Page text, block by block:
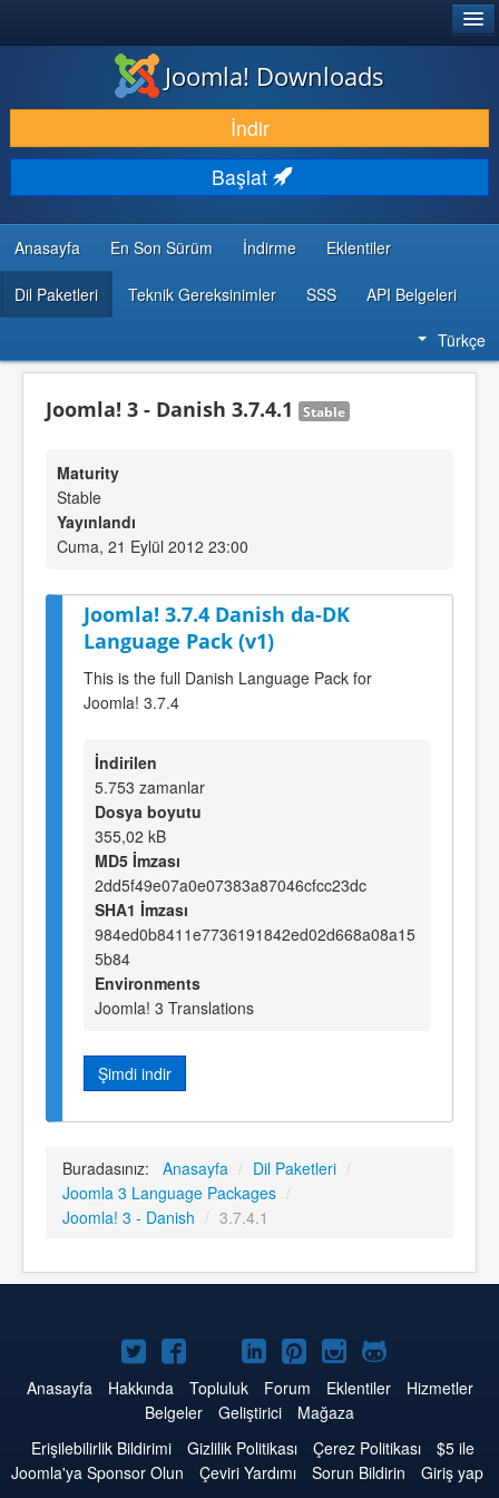
İNDIR & GENIŞLET
KEŞFET & ÖĞREN
TOPLULUK & DESTEK
GELIŞTIRICI KAYNAKLARI
Joomla! Downloads
İndir
Başlat
Anasayfa En Son Sürüm İndirme Eklentiler
Dil Paketleri Teknik Gereksinimler SSS API Belgeleri
Türkçe
Joomla! 3 - Danish 3.7.4.1 Stable
Maturity
Stable
Yayınlandı
Cuma, 21 Eylül 2012 23:00
Joomla! 3.7.4 Danish da-DK
Language Pack (v1)
This is the full Danish Language Pack for
Joomla! 3.7.4
İndirilen
5.753 zamanlar
Dosya boyutu
355,02 kB
MD5 İmzası
2dd5f49e07a0e07383a87046cfcc23dc
SHA1 İmzası
984ed0b8411e7736191842ed02d668a08a15
5b84
Environments
Joomla! 3 Translations
Şimdi indir
Buradasınız: Anasayfa / Dil Paketleri /
Joomla 3 Language Packages /
Joomla! 3 - Danish / 3.7.4.1
Twitter'da
Joomla
Facebook'da
Joomla
YouTube'da
Joomla
LinkedIn'de
Joomla
Pinterest'de
Joomla
Instagram'da
Joomla
GitHub'da
Joomla
Anasayfa Hakkında Topluluk Forum Eklentiler
Hizmetler
Belgeler
Geliştirici
Mağaza
Erişilebilirlik Bildirimi
Gizlilik Politikası Çerez Politikası
$5 ile
Joomla'ya Sponsor Olun
Çeviri Yardımı Sorun Bildirin
Giriş yap